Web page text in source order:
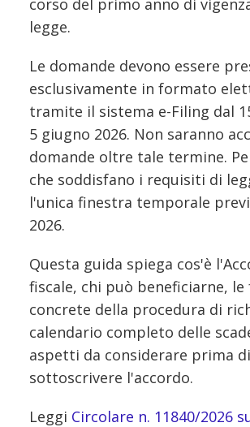
legge.
Le domande devono essere
esclusivamente in formato
tramite il sistema e-Filing dal
5 giugno 2026. Non saranno
domande oltre tale termine.
che soddisfano i requisiti di
l'unica finestra temporale
2026.
Questa guida spiega cos'è
fiscale, chi può beneficiarne, le
concrete della procedura di
calendario completo delle
aspetti da considerare prima di
sottoscrivere l'accordo.
Leggi Circolare n. 11840/2026